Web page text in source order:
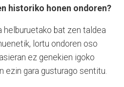
historiko honen ondoren?
helburuetako bat zen taldea
lortu ondoren oso
ez genekien igoko
ezin gara gusturago sentitu.